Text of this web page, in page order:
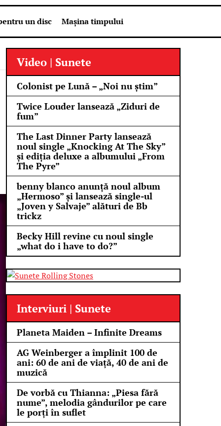
un disc Mașina timpului
Video | Sunete
Colonist pe Lună – „Noi nu știm”
Twice Louder lansează „Ziduri de
fum”
The Last Dinner Party lansează
noul single „Knocking At The Sky”
și ediția deluxe a albumului „From
The Pyre”
benny blanco anunță noul album
„Hermoso” și lansează single-ul
„Joven y Salvaje” alături de Bb
trickz
Becky Hill revine cu noul single
„what do i have to do?”
Interviuri | Sunete
Planeta Maiden – Infinite Dreams
AG Weinberger a împlinit 100 de
ani: 60 de ani de viață, 40 de ani de
muzică
De vorbă cu Thianna: „Piesa fără
nume”, melodia gândurilor pe care
le porți în suflet